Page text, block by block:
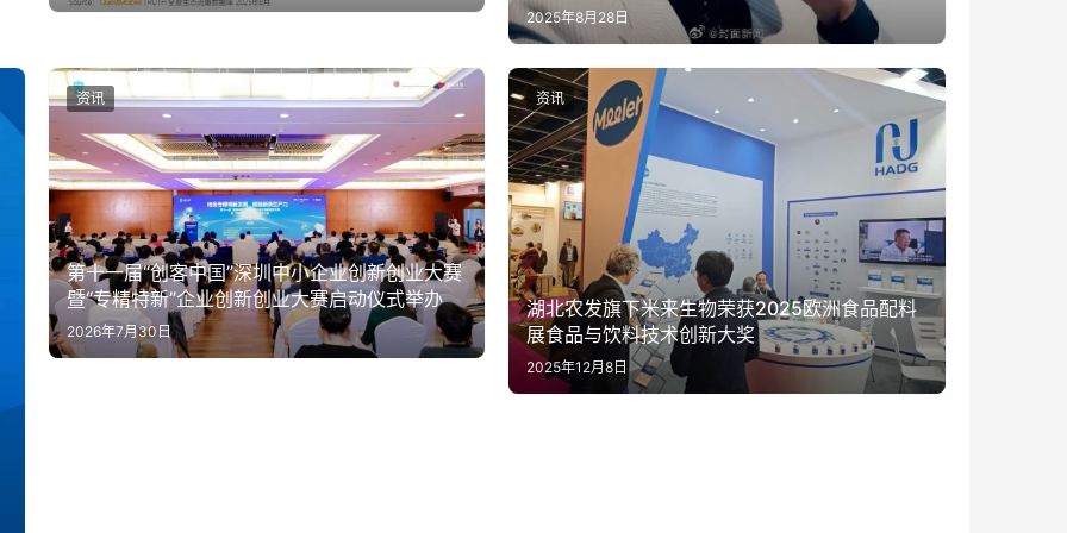
2025年8月28日
第十一届“创客中国”深圳中小企业创新创业大赛
暨“专精特新”企业创新创业大赛启动仪式举办
2026年7月30日
资讯
湖北农发旗下米来生物荣获2025欧洲食品配料
展食品与饮料技术创新大奖
2025年12月8日
资讯